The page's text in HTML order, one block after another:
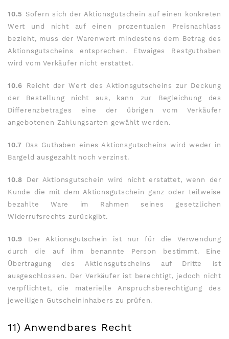
10.5 Sofern sich der Aktionsgutschein auf einen konkreten
Wert und nicht auf einen prozentualen Preisnachlass
bezieht, muss der Warenwert mindestens dem Betrag des
Aktionsgutscheins entsprechen. Etwaiges Restguthaben
wird vom Verkäufer nicht erstattet.
10.6 Reicht der Wert des Aktionsgutscheins zur Deckung
der Bestellung nicht aus, kann zur Begleichung des
Differenzbetrages eine der übrigen vom Verkäufer
angebotenen Zahlungsarten gewählt werden.
10.7 Das Guthaben eines Aktionsgutscheins wird weder in
Bargeld ausgezahlt noch verzinst.
10.8 Der Aktionsgutschein wird nicht erstattet, wenn der
Kunde die mit dem Aktionsgutschein ganz oder teilweise
bezahlte Ware im Rahmen seines gesetzlichen
Widerrufsrechts zurückgibt.
10.9 Der Aktionsgutschein ist nur für die Verwendung
durch die auf ihm benannte Person bestimmt. Eine
Übertragung des Aktionsgutscheins auf Dritte ist
ausgeschlossen. Der Verkäufer ist berechtigt, jedoch nicht
verpflichtet, die materielle Anspruchsberechtigung des
jeweiligen Gutscheininhabers zu prüfen.
11) Anwendbares Recht